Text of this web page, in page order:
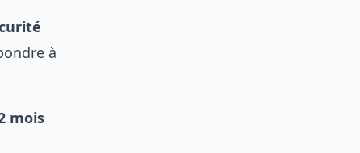
à
mois